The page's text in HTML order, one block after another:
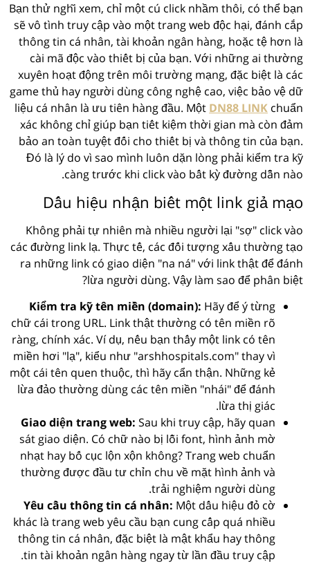
Bạn thử nghĩ xem, chỉ một cú click nhầm thôi, có thể bạn
sẽ vô tình truy cập vào một trang web độc hại, đánh cắp
thông tin cá nhân, tài khoản ngân hàng, hoặc tệ hơn là
cài mã độc vào thiết bị của bạn. Với những ai thường
xuyên hoạt động trên môi trường mạng, đặc biệt là các
game thủ hay người dùng công nghệ cao, việc bảo vệ dữ
liệu cá nhân là ưu tiên hàng đầu. Một DN88 LINK chuẩn
xác không chỉ giúp bạn tiết kiệm thời gian mà còn đảm
bảo an toàn tuyệt đối cho thiết bị và thông tin của bạn.
Đó là lý do vì sao mình luôn dặn lòng phải kiểm tra kỹ
càng trước khi click vào bất kỳ đường dẫn nào.
Dấu hiệu nhận biết một link giả mạo
Không phải tự nhiên mà nhiều người lại "sợ" click vào
các đường link lạ. Thực tế, các đối tượng xấu thường tạo
ra những link có giao diện "na ná" với link thật để đánh
lừa người dùng. Vậy làm sao để phân biệt?
Kiểm tra kỹ tên miền (domain): Hãy để ý từng
chữ cái trong URL. Link thật thường có tên miền rõ
ràng, chính xác. Ví dụ, nếu bạn thấy một link có tên
miền hơi "lạ", kiểu như "arshhospitals.com" thay vì
một cái tên quen thuộc, thì hãy cẩn thận. Những kẻ
lừa đảo thường dùng các tên miền "nhái" để đánh
lừa thị giác.
Giao diện trang web: Sau khi truy cập, hãy quan
sát giao diện. Có chữ nào bị lỗi font, hình ảnh mờ
nhạt hay bố cục lộn xộn không? Trang web chuẩn
thường được đầu tư chỉn chu về mặt hình ảnh và
trải nghiệm người dùng.
Yêu cầu thông tin cá nhân: Một dấu hiệu đỏ cờ
khác là trang web yêu cầu bạn cung cấp quá nhiều
thông tin cá nhân, đặc biệt là mật khẩu hay thông
tin tài khoản ngân hàng ngay từ lần đầu truy cập.